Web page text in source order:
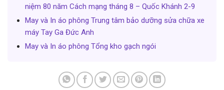
niệm 80 năm Cách mạng tháng 8 – Quốc Khánh 2-9
May và In áo phông Trung tâm bảo dưỡng sửa chữa xe
máy Tay Ga Đức Anh
May và In áo phông Tổng kho gạch ngói